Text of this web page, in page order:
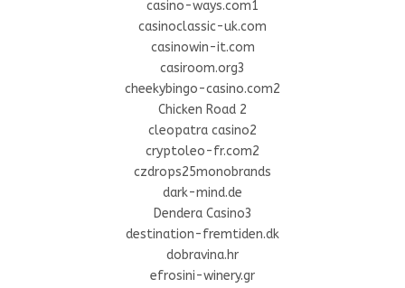
casino-ways.com1
casinoclassic-uk.com
casinowin-it.com
casiroom.org3
cheekybingo-casino.com2
Chicken Road 2
cleopatra casino2
cryptoleo-fr.com2
czdrops25monobrands
dark-mind.de
Dendera Casino3
destination-fremtiden.dk
dobravina.hr
efrosini-winery.gr